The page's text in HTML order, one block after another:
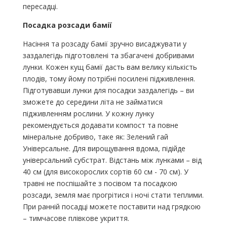
пересадці.
Посадка розсади бамії
Насіння та розсаду бамії зручно висаджувати у
заздалегідь підготовлені та збагачені добривами
лунки. Кожен кущ бамії дасть вам велику кількість
плодів, тому йому потрібні посилені підживлення.
Підготувавши лунки для посадки заздалегідь – ви
зможете до середини літа не займатися
підживленням рослини. У кожну лунку
рекомендується додавати компост та повне
мінеральне добриво, таке як: Зелений гай
Універсальне. Для вирощування вдома, підійде
універсальний субстрат. Відстань між лунками – від
40 см (для високорослих сортів 60 см - 70 см). У
травні не поспішайте з посівом та посадкою
розсади, земля має прогрітися і ночі стати теплими.
При ранній посадці можете поставити над грядкою
– тимчасове плівкове укриття.